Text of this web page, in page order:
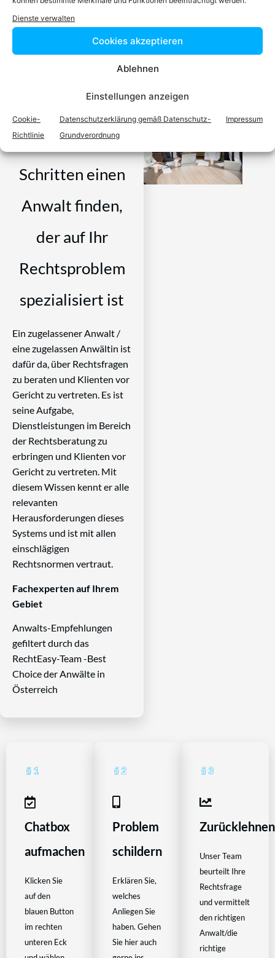
Dienste verwalten
Cookies akzeptieren
Ablehnen
Einstellungen anzeigen
Cookie-
Richtlinie
Datenschutzerklärung gemäß Datenschutz-
Grundverordnung
Impressum
Video-Podcast #69 Katharina Echerer – Verlagsleitung
Einfach in 3
Schritten einen
Anwalt finden,
der auf Ihr
Rechtsproblem
spezialisiert ist
Ein zugelassener Anwalt /
eine zugelassen Anwältin ist
dafür da, über Rechtsfragen
zu beraten und Klienten vor
Gericht zu vertreten. Es ist
seine Aufgabe,
Dienstleistungen im Bereich
der Rechtsberatung zu
erbringen und Klienten vor
Gericht zu vertreten. Mit
diesem Wissen kennt er alle
relevanten
Herausforderungen dieses
Systems und ist mit allen
einschlägigen
Rechtsnormen vertraut.
Fachexperten auf Ihrem
Gebiet
Anwalts-Empfehlungen
gefiltert durch das
RechtEasy-Team -Best
Choice der Anwälte in
Österreich
Chatbox
aufmachen
Klicken Sie
auf den
blauen Button
im rechten
unteren Eck
Problem
schildern
Erklären Sie,
welches
Anliegen Sie
haben. Gehen
Sie hier auch
Zurücklehnen
Unser Team
beurteilt Ihre
Rechtsfrage
und vermittelt
den richtigen
Anwalt/die
richtige